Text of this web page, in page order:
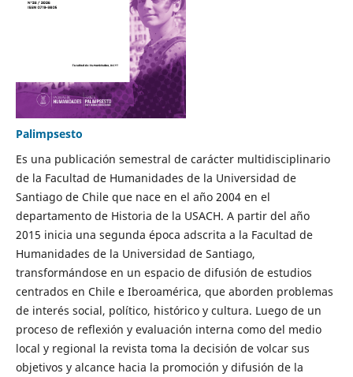
Palimpsesto
Es una publicación semestral de carácter multidisciplinario
de la Facultad de Humanidades de la Universidad de
Santiago de Chile que nace en el año 2004 en el
departamento de Historia de la USACH. A partir del año
2015 inicia una segunda época adscrita a la Facultad de
Humanidades de la Universidad de Santiago,
transformándose en un espacio de difusión de estudios
centrados en Chile e Iberoamérica, que aborden problemas
de interés social, político, histórico y cultura. Luego de un
proceso de reflexión y evaluación interna como del medio
local y regional la revista toma la decisión de volcar sus
objetivos y alcance hacia la promoción y difusión de la